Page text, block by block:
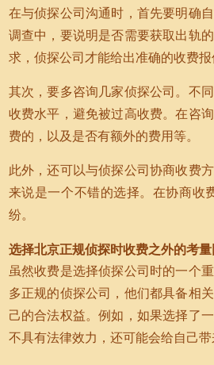
在与侦探公司沟通时，首先要明确
调查中，要说明是否需要获取出轨
求，侦探公司才能给出准确的收费报
其次，要多咨询几家侦探公司。不
收费水平，避免被过高收费。在咨
费的，以及是否有额外的费用等。
此外，还可以与侦探公司协商收费
来说是一个不错的选择。在协商收
纷。
选择北京正规侦探时收费之外的考
虽然收费是选择侦探公司时的一个
多正规的侦探公司，他们都具备相
己的合法权益。例如，如果选择了
不具有法律效力，还可能会给自己带